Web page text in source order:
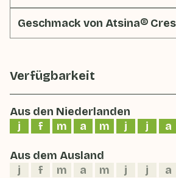
Geschmack von Atsina®
Verfügbarkeit
Aus den Niederlanden
j
f m a m j j a
Aus dem Ausland
j
f m a m j j a